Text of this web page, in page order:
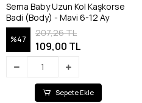
Sema Baby Uzun Kol Kaşkorse
Badi (Body) - Mavi 6-12 Ay
%47
207,26 TL
109,00 TL
Sepete Ekle